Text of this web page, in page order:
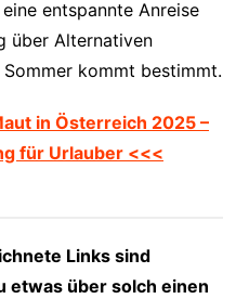
entspannte Anreise
über Alternativen
kommt bestimmt.
in Österreich 2025 –
für Urlauber <<<
Links sind
etwas über solch einen